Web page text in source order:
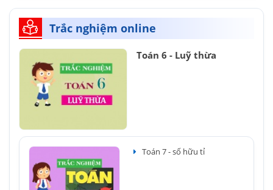
Trắc nghiệm online
Toán 6 - Luỹ thừa
Toán 7 - số hữu tỉ